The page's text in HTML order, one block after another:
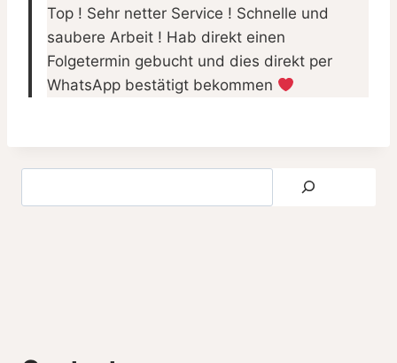
Top ! Sehr netter Service ! Schnelle und
saubere Arbeit ! Hab direkt einen
Folgetermin gebucht und dies direkt per
WhatsApp bestätigt bekommen